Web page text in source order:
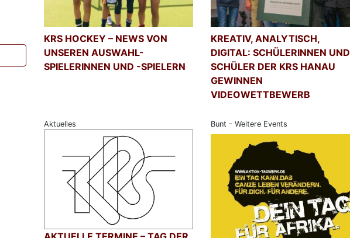
KRS HOCKEY – NEWS VON
UNSEREN AUSWAHL-
SPIELERINNEN UND -SPIELERN
KREATIV, ANALYTISCH,
DIGITAL: SCHÜLERINNEN UND
SCHÜLER DER KRS HANAU
GEWINNEN
VIDEOWETTBEWERB
Aktuelles Bunt - Weitere Events